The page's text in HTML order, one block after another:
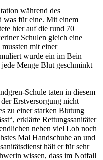
während des
was für eine. Mit einem
hier auf die rund 70
Schulen gleich eine
mit einer
wurde ein im Bein
Menge Blut geschminkt
Schule taten in diesem
Erstversorgung nicht
zu einer starken Blutung
erklärte Rettungssanitäter
neben viel Lob noch
Mal Handschuhe an und
hält er für sehr
wissen, dass im Notfall